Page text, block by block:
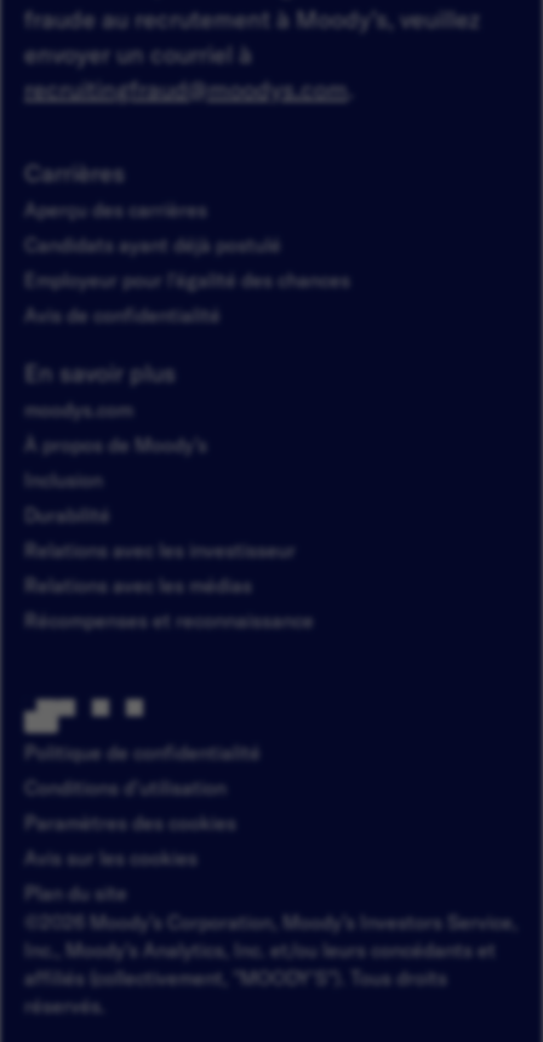
fraude au recrutement à Moody’s, veuillez
envoyer un courriel à
recruitingfraud@moodys.com
Carrières
Aperçu des carrières
Candidats ayant déjà postulé
Employeur pour l'égalité des chances
Avis de confidentialité
En savoir plus
moodys.com
À propos de Moody’s
Inclusion
Durabilité
Relations avec les investisseur
Relations avec les médias
Récompenses et reconnaissance
Politique de confidentialité
Conditions d'utilisation
Paramètres des cookies
Avis sur les cookies
Plan du site
©2026 Moody’s Corporation, Moody’s Investors Service,
Inc., Moody's Analytics, Inc. et/ou leurs concédants et
affiliés (collectivement, "MOODY'S"). Tous droits
réservés.